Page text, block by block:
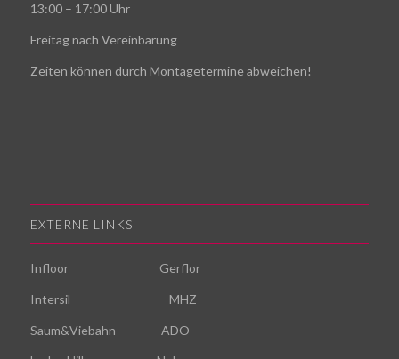
13:00 – 17:00 Uhr
Freitag nach Vereinbarung
Zeiten können durch Montagetermine abweichen!
EXTERNE LINKS
Infloor Gerflor
Intersil MHZ
Saum&Viebahn ADO